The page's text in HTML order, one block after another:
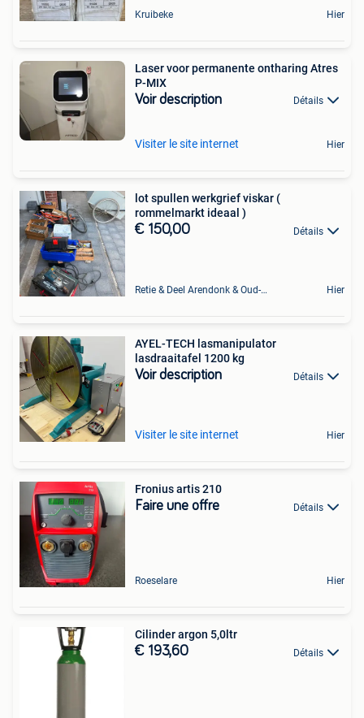
Kruibeke Hier
Laser voor permanente ontharing Atres
P-MIX
Voir description Détails
Visiter le site internet Hier
lot spullen werkgrief viskar (
rommelmarkt ideaal )
€ 150,00 Détails
Retie & Deel Arendonk & Oud-Turnhout Hier
AYEL-TECH lasmanipulator
lasdraaitafel 1200 kg
Voir description Détails
Visiter le site internet Hier
Fronius artis 210
Faire une offre Détails
Roeselare Hier
Cilinder argon 5,0ltr
€ 193,60 Détails